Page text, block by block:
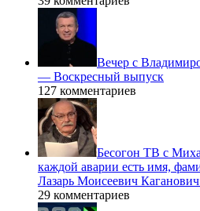
Вечер с
— Воскресный выпуск
127 комментариев
Бесогон ТВ с
каждой аварии есть имя,
Лазарь Моисеевич
29 комментариев